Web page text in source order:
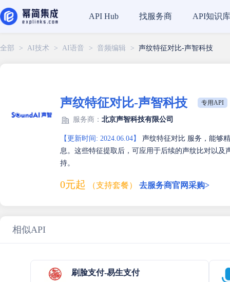
API Hub 找服务商 API知识库
全部 > AI技术 > AI语音 > 音频编辑 > 声纹特征对比-声智科技
声纹特征对比-声智科技 专用API
服务商： 北京声智科技有限公司
【更新时间: 2024.06.04】
声纹特征对比 服务，能够
息。这些特征提取后，可应用于后续的声纹比对以
持。
0元起 （支持套餐） 去服务商官网采购>
相似API
刷脸支付-易生支付